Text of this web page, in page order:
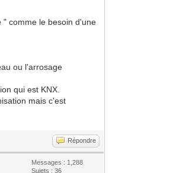
" comme le besoin d'une
ou l'arrosage
qui est KNX.
mais c'est
Répondre
Messages : 1,288
Sujets : 36